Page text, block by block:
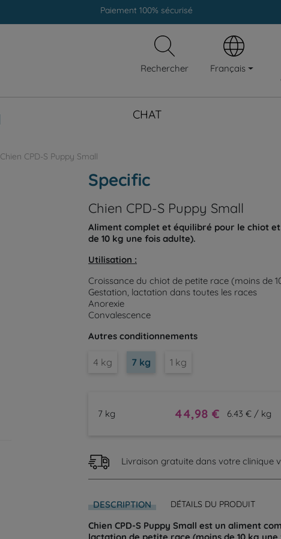
Livraison gratuite en clinique vétérinaire
Livraison gratuite en clinique vétérinaire
Paiement 100% sécurisé
Rechercher
Français
CHAT
Chien CPD-S Puppy Small
Specific
Chien CPD-S Puppy Small
Aliment complet et équilibré pour le chiot
de 10 kg une fois adulte).
Utilisation :
Croissance du chiot de petite race (moins de
Gestation, lactation dans toutes les races
Anorexie
Convalescence
Autres conditionnements
4 kg 7 kg 1 kg
7 kg 44,98 € 6.43 € / kg
Livraison gratuite dans votre clinique
DESCRIPTION DÉTAILS DU PRODUIT
Chien CPD-S Puppy Small est un aliment